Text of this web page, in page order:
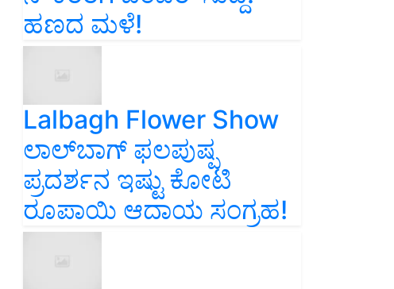
ಹಣದ ಮಳೆ!
Lalbagh Flower Show
ಲಾಲ್‌ಬಾಗ್ ಫಲಪುಷ್ಪ
ಪ್ರದರ್ಶನ ಇಷ್ಟು ಕೋಟಿ
ರೂಪಾಯಿ ಆದಾಯ ಸಂಗ್ರಹ!